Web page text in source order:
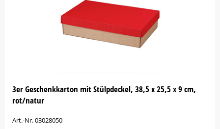
3er Geschenkkarton mit Stülpdeckel, 38,5 x 25,5 x 9 cm,
rot/natur
Art.-Nr. 03028050